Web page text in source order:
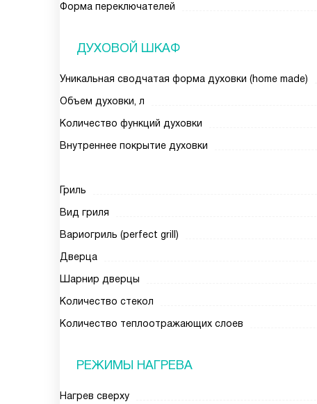
Форма переключателей
ДУХОВОЙ ШКАФ
Уникальная сводчатая форма духовки (home made)
Объем духовки, л
Количество функций духовки
Внутреннее покрытие духовки
Гриль
Вид гриля
Вариогриль (perfect grill)
Дверца
Шарнир дверцы
Количество стекол
Количество теплоотражающих слоев
РЕЖИМЫ НАГРЕВА
Нагрев сверху